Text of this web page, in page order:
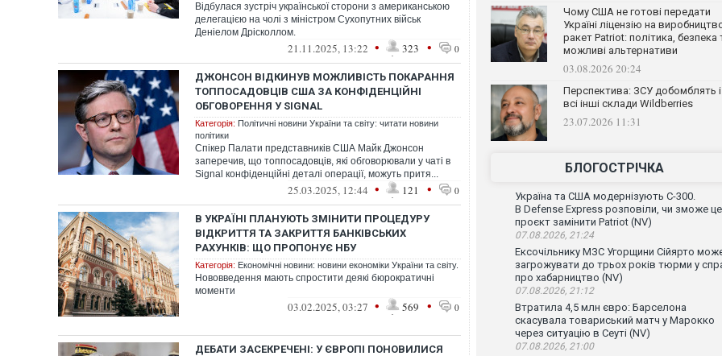
Відбулася зустріч української сторони з американською
делегацією на чолі з міністром Сухопутних військ
Деніелом Дрісколлом.
21.11.2025, 13:22 • 323 • 0
ДЖОНСОН ВІДКИНУВ МОЖЛИВІСТЬ ПОКАРАННЯ
ТОППОСАДОВЦІВ США ЗА КОНФІДЕНЦІЙНІ
ОБГОВОРЕННЯ У SIGNAL
Категорія: Політичні новини України та світу: читати новини
політики
Спікер Палати представників США Майк Джонсон
заперечив, що топпосадовців, які обговорювали у чаті в
Signal конфіденційні деталі операції, можуть притя...
25.03.2025, 12:44 • 121 • 0
В УКРАЇНІ ПЛАНУЮТЬ ЗМІНИТИ ПРОЦЕДУРУ
ВІДКРИТТЯ ТА ЗАКРИТТЯ БАНКІВСЬКИХ
РАХУНКІВ: ЩО ПРОПОНУЄ НБУ
Категорія: Економічні новини: новини економіки України та світу.
Нововведення мають спростити деякі бюрократичні
моменти
03.02.2025, 03:27 • 569 • 0
ДЕБАТИ ЗАСЕКРЕЧЕНІ: У ЄВРОПІ ПОНОВИЛИСЯ
Чому США не готові передати
Україні ліцензію на
ракет Patriot: політика, безпека
можливі альтернативи
03.08.2026 20:24
Перспектива: ЗСУ добомблять і
всі інші склади Wildberries
23.07.2026 11:31
БЛОГОСТРІЧКА
Україна та США модернізують С-300.
В Defense Express розповіли, чи зможе
проєкт замінити Patriot (NV)
07.08.2026, 21:24
Ексочільнику МЗС Угорщини Сійярто
загрожувати до трьох років тюрми у
про хабарництво (NV)
07.08.2026, 21:12
Втратила 4,5 млн євро: Барселона
скасувала товариський матч у Марокко
через ситуацію в Сеуті (NV)
07.08.2026, 21:00